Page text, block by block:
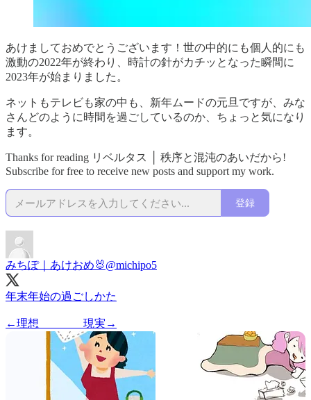
あけましておめでとうございます！世の中的にも個人的にも
激動の2022年が終わり、時計の針がカチッとなった瞬間に
2023年が始まりました。
ネットもテレビも家の中も、新年ムードの元旦ですが、みな
さんどのように時間を過ごしているのか、ちょっと気になり
ます。
Thanks for reading リベルタス │ 秩序と混沌のあいだから!
Subscribe for free to receive new posts and support my work.
登録
みちぽ｜あけおめ🐰 @michipo5
年末年始の過ごしかた
←理想 現実→